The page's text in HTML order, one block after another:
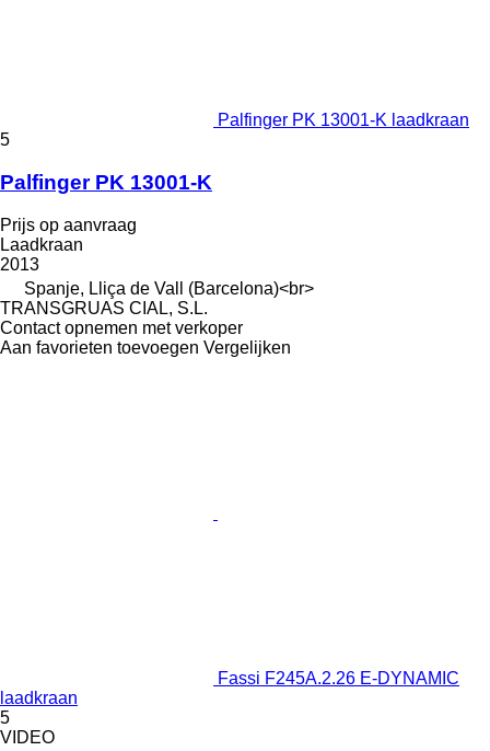
Palfinger PK 13001-K laadkraan
5
Palfinger PK 13001-K
Prijs op aanvraag
Laadkraan
2013
Spanje, Lliça de Vall (Barcelona)<br>
TRANSGRUAS CIAL, S.L.
Contact opnemen met verkoper
Aan favorieten toevoegen Vergelijken
Fassi F245A.2.26 E-DYNAMIC
laadkraan
5
VIDEO